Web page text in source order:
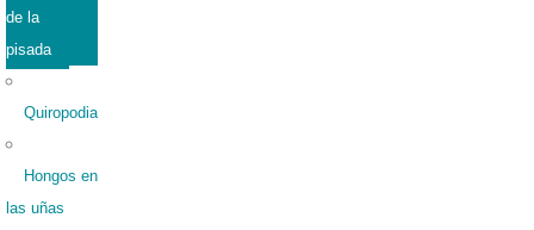
de la
pisada
Quiropodia
Hongos en
las uñas